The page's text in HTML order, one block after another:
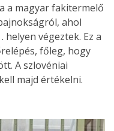
a magyar fakitermelő
ahol
végeztek. Ez a
főleg, hogy
A szlovéniai
majd értékelni.